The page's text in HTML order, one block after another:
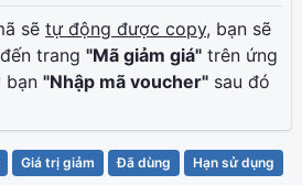
sẽ tự động được copy, bạn sẽ
trang "Mã giảm giá" trên ứng
bạn "Nhập mã voucher" sau đó
Giá trị giảm Đã dùng Hạn sử dụng